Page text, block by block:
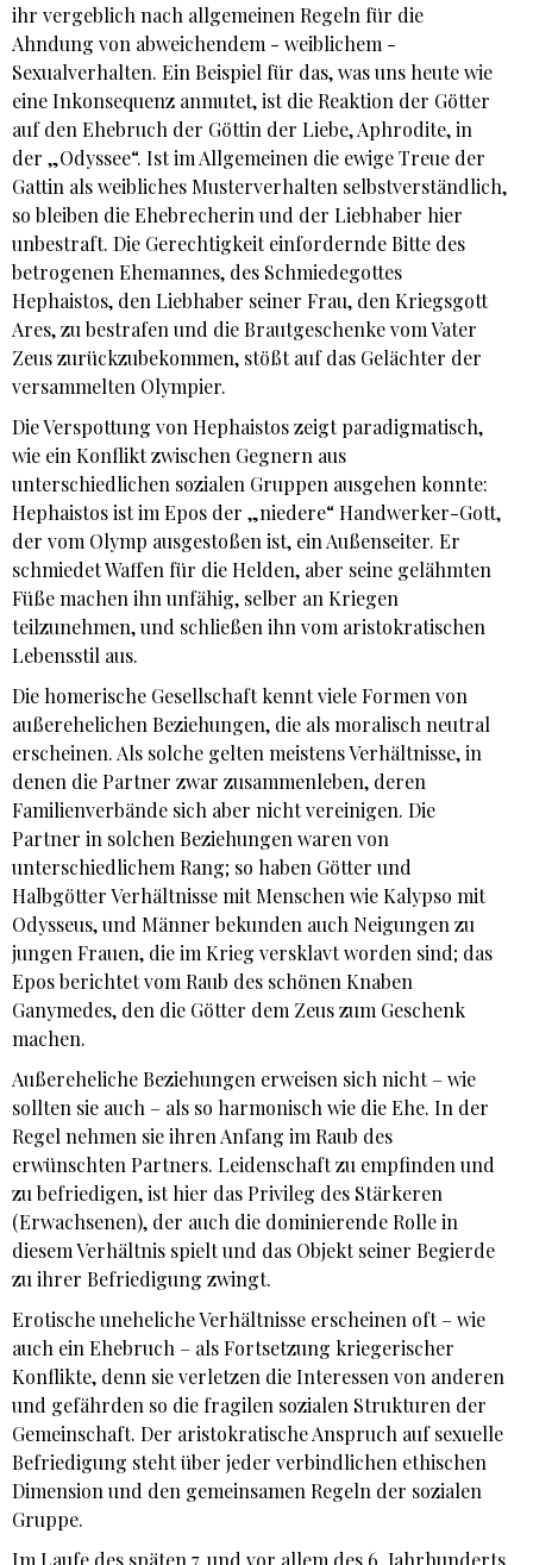
ihr vergeblich nach allgemeinen Regeln für die
Ahndung von abweichendem - weiblichem -
Sexualverhalten. Ein Beispiel für das, was uns heute wie
eine Inkonsequenz anmutet, ist die Reaktion der Götter
auf den Ehebruch der Göttin der Liebe, Aphrodite, in
der „Odyssee“. Ist im Allgemeinen die ewige Treue der
Gattin als weibliches Musterverhalten selbstverständlich,
so bleiben die Ehebrecherin und der Liebhaber hier
unbestraft. Die Gerechtigkeit einfordernde Bitte des
betrogenen Ehemannes, des Schmiedegottes
Hephaistos, den Liebhaber seiner Frau, den Kriegsgott
Ares, zu bestrafen und die Brautgeschenke vom Vater
Zeus zurückzubekommen, stößt auf das Gelächter der
versammelten Olympier.
Die Verspottung von Hephaistos zeigt paradigmatisch,
wie ein Konflikt zwischen Gegnern aus
unterschiedlichen sozialen Gruppen ausgehen konnte:
Hephaistos ist im Epos der „niedere“ Handwerker-Gott,
der vom Olymp ausgestoßen ist, ein Außenseiter. Er
schmiedet Waffen für die Helden, aber seine gelähmten
Füße machen ihn unfähig, selber an Kriegen
teilzunehmen, und schließen ihn vom aristokratischen
Lebensstil aus.
Die homerische Gesellschaft kennt viele Formen von
außerehelichen Beziehungen, die als moralisch neutral
erscheinen. Als solche gelten meistens Verhältnisse, in
denen die Partner zwar zusammenleben, deren
Familienverbände sich aber nicht vereinigen. Die
Partner in solchen Beziehungen waren von
unterschiedlichem Rang; so haben Götter und
Halbgötter Verhältnisse mit Menschen wie Kalypso mit
Odysseus, und Männer bekunden auch Neigungen zu
jungen Frauen, die im Krieg versklavt worden sind; das
Epos berichtet vom Raub des schönen Knaben
Ganymedes, den die Götter dem Zeus zum Geschenk
machen.
Außereheliche Beziehungen erweisen sich nicht – wie
sollten sie auch – als so harmonisch wie die Ehe. In der
Regel nehmen sie ihren Anfang im Raub des
erwünschten Partners. Leidenschaft zu empfinden und
zu befriedigen, ist hier das Privileg des Stärkeren
(Erwachsenen), der auch die dominierende Rolle in
diesem Verhältnis spielt und das Objekt seiner Begierde
zu ihrer Befriedigung zwingt.
Erotische uneheliche Verhältnisse erscheinen oft – wie
auch ein Ehebruch – als Fortsetzung kriegerischer
Konflikte, denn sie verletzen die Interessen von anderen
und gefährden so die fragilen sozialen Strukturen der
Gemeinschaft. Der aristokratische Anspruch auf sexuelle
Befriedigung steht über jeder verbindlichen ethischen
Dimension und den gemeinsamen Regeln der sozialen
Gruppe.
Im Laufe des späten 7. und vor allem des 6. Jahrhunderts